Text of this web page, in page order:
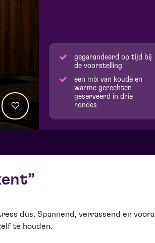
gegarandeerd op tijd bij
de voorstelling
een mix van koude en
warme gerechten
geserveerd in drie
rondes
dus. Spannend, verrassend en vooral
te houden.